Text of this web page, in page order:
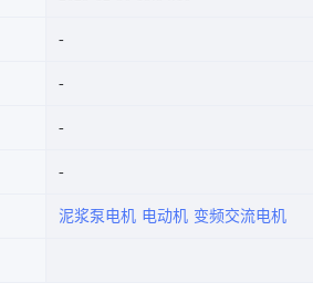
泥浆泵电机 电动机 变频交流电机